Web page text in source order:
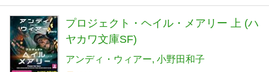
プロジェクト・ヘイル・メアリー 上 (ハ
ヤカワ文庫SF)
アンディ・ウィアー 小野田和子